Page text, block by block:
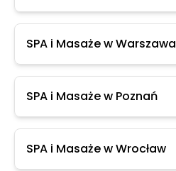
SPA i Masaże w Warszawa
SPA i Masaże w Poznań
SPA i Masaże w Wrocław